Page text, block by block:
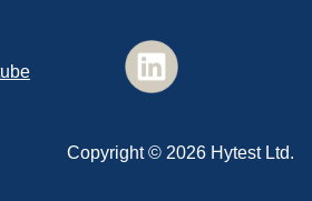
Copyright © 2026 Hytest Ltd.